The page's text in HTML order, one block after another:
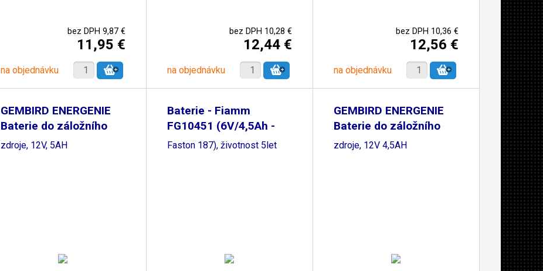
bez DPH 9,87 €
11,95 €
na objednávku
bez DPH 10,28 €
12,44 €
na objednávku
bez DPH 10,36 €
12,56 €
na objednávku
GEMBIRD ENERGENIE
Baterie do záložního
zdroje, 12V, 5AH
Baterie - Fiamm
FG10451 (6V/4,5Ah -
Faston 187), životnost 5let
GEMBIRD ENERGENIE
Baterie do záložního
zdroje, 12V 4,5AH